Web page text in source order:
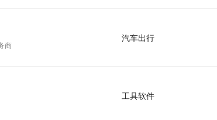
商
汽车出行
工具软件